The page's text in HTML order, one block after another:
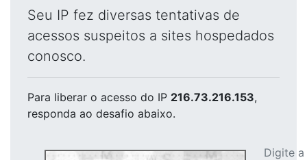
Seu IP fez diversas tentativas de
acessos suspeitos a sites hospedados
conosco.
Para liberar o acesso do IP 216.73.216.153,
responda ao desafio abaixo.
Digite